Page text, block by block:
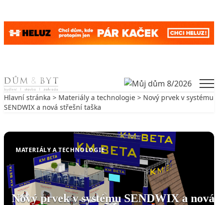
Skip to content
Hlavní stránka > Materiály a technologie > Nový prvek v systému
SENDWIX a nová střešní taška
MATERIÁLY A TECHNOLOGIE
Nový prvek v systému SENDWIX a nová